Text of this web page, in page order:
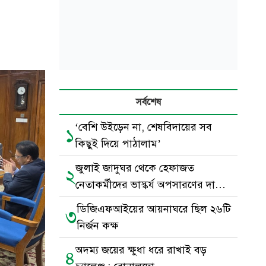
সর্বশেষ
১‘বেশি উইড়েন না, শেষবিদায়ের সব
কিছুই দিয়ে পাঠালাম’
২জুলাই জাদুঘর থেকে হেফাজত
নেতাকর্মীদের ভাস্কর্য অপসারণের দাবি
জমিয়তের
৩ডিজিএফআইয়ের আয়নাঘরে ছিল ২৬টি
নির্জন কক্ষ
৪অদম্য জয়ের ক্ষুধা ধরে রাখাই বড়